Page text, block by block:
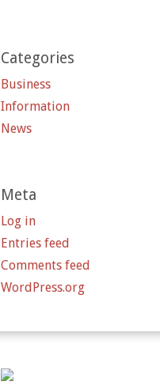
Categories
Business
Information
News
Meta
Log in
Entries feed
Comments feed
WordPress.org